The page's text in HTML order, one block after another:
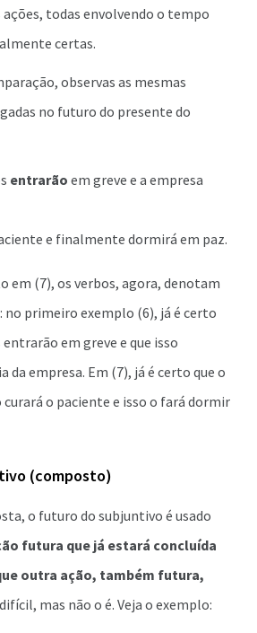
ações, todas envolvendo o tempo
certas.
observas as mesmas
no futuro do presente do
entrarão em greve e a empresa
e finalmente dormirá em paz.
em (7), os verbos, agora, denotam
primeiro exemplo (6), já é certo
em greve e que isso
da empresa. Em (7), já é certo que o
o paciente e isso o fará dormir
(composto)
o futuro do subjuntivo é usado
futura que já estará concluída
outra ação, também futura,
mas não o é. Veja o exemplo: